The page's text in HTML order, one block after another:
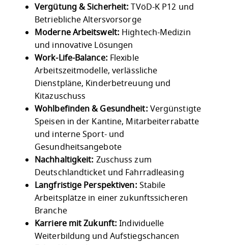
Vergütung & Sicherheit: TVöD-K P12 und
Betriebliche Altersvorsorge
Moderne Arbeitswelt: Hightech-Medizin
und innovative Lösungen
Work-Life-Balance: Flexible
Arbeitszeitmodelle, verlässliche
Dienstpläne, Kinderbetreuung und
Kitazuschuss
Wohlbefinden & Gesundheit: Vergünstigte
Speisen in der Kantine, Mitarbeiterrabatte
und interne Sport- und
Gesundheitsangebote
Nachhaltigkeit: Zuschuss zum
Deutschlandticket und Fahrradleasing
Langfristige Perspektiven: Stabile
Arbeitsplätze in einer zukunftssicheren
Branche
Karriere mit Zukunft: Individuelle
Weiterbildung und Aufstiegschancen